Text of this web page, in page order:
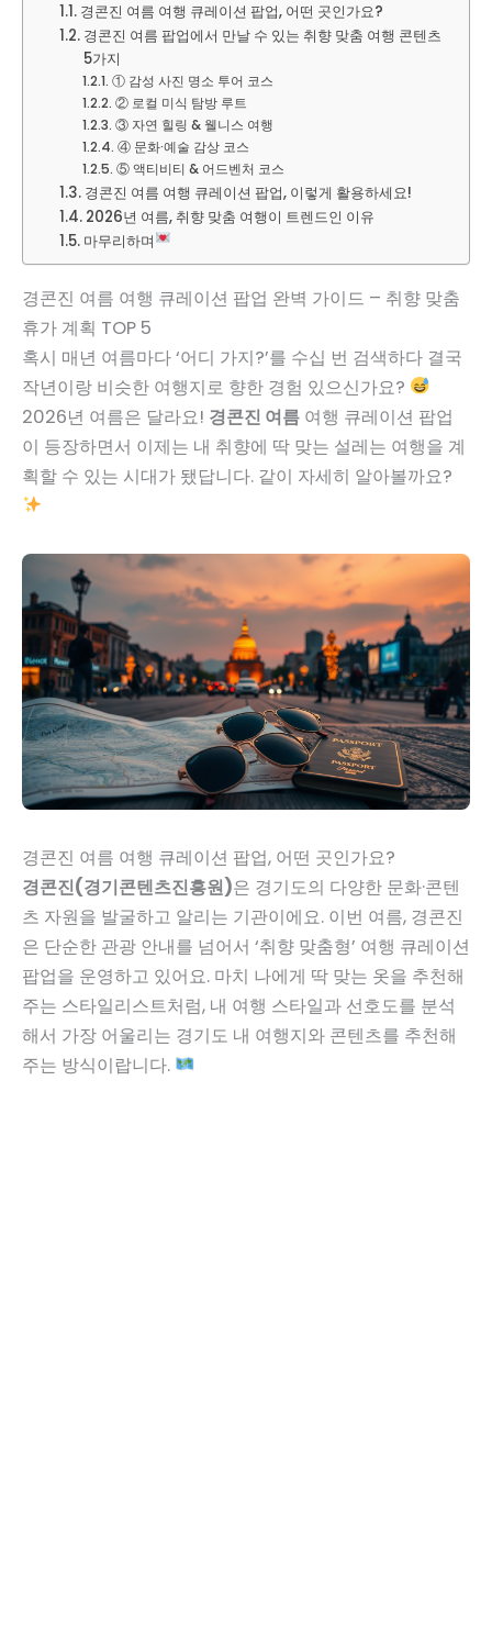
경콘진 여름 여행 큐레이션 팝업, 어떤 곳인가요?
경콘진 여름 팝업에서 만날 수 있는 취향 맞춤 여행 콘텐츠
5가지
① 감성 사진 명소 투어 코스
② 로컬 미식 탐방 루트
③ 자연 힐링 & 웰니스 여행
④ 문화·예술 감상 코스
⑤ 액티비티 & 어드벤처 코스
경콘진 여름 여행 큐레이션 팝업, 이렇게 활용하세요!
2026년 여름, 취향 맞춤 여행이 트렌드인 이유
마무리하며
경콘진 여름 여행 큐레이션 팝업 완벽 가이드 – 취향 맞춤
휴가 계획 TOP 5
혹시 매년 여름마다 ‘어디 가지?’를 수십 번 검색하다 결국
작년이랑 비슷한 여행지로 향한 경험 있으신가요?
2026년 여름은 달라요! 경콘진 여름 여행 큐레이션 팝업
이 등장하면서 이제는 내 취향에 딱 맞는 설레는 여행을 계
획할 수 있는 시대가 됐답니다. 같이 자세히 알아볼까요?
경콘진 여름 여행 큐레이션 팝업, 어떤 곳인가요?
경콘진(경기콘텐츠진흥원)은 경기도의 다양한 문화·콘텐
츠 자원을 발굴하고 알리는 기관이에요. 이번 여름, 경콘진
은 단순한 관광 안내를 넘어서 ‘취향 맞춤형’ 여행 큐레이션
팝업을 운영하고 있어요. 마치 나에게 딱 맞는 옷을 추천해
주는 스타일리스트처럼, 내 여행 스타일과 선호도를 분석
해서 가장 어울리는 경기도 내 여행지와 콘텐츠를 추천해
주는 방식이랍니다.